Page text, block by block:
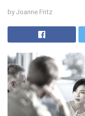
by Joanne Fritz